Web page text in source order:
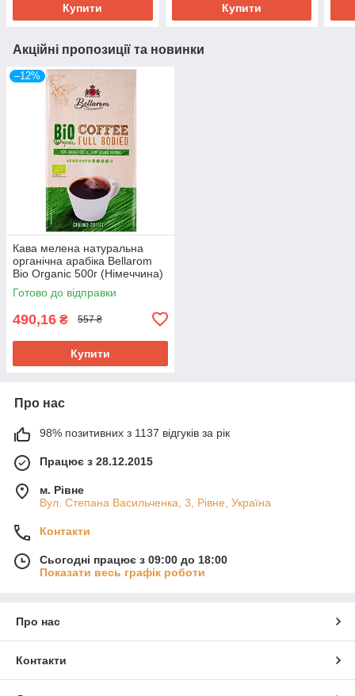
Купити Купити
Акційні пропозиції та новинки
–12%
Кава мелена натуральна
органічна арабіка Bellarom
Bio Organic 500г (Німеччина)
Готово до відправки
490,16 ₴ 557 ₴
Купити
Про нас
98% позитивних з 1137 відгуків за рік
Працює з 28.12.2015
м. Рівне
Вул. Степана Васильченка, 3, Рівне, Україна
Контакти
Сьогодні працює з 09:00 до 18:00
Показати весь графік роботи
Про нас
Контакти